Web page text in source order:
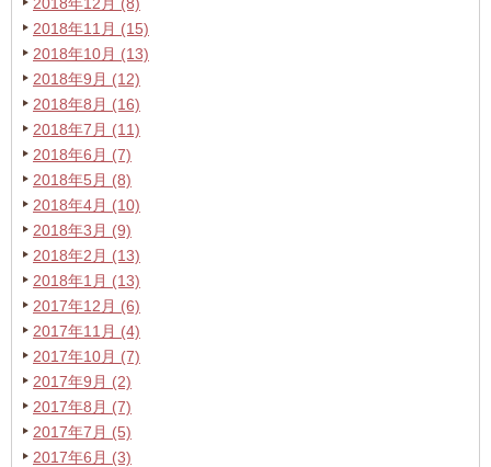
2018年11月 (15)
2018年10月 (13)
2018年9月 (12)
2018年8月 (16)
2018年7月 (11)
2018年6月 (7)
2018年5月 (8)
2018年4月 (10)
2018年3月 (9)
2018年2月 (13)
2018年1月 (13)
2017年12月 (6)
2017年11月 (4)
2017年10月 (7)
2017年9月 (2)
2017年8月 (7)
2017年7月 (5)
2017年6月 (3)